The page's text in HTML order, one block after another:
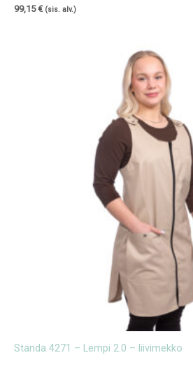
99,15€ (sis. alv.)
Standa 4271 – Lempi 2.0 – liivimekko